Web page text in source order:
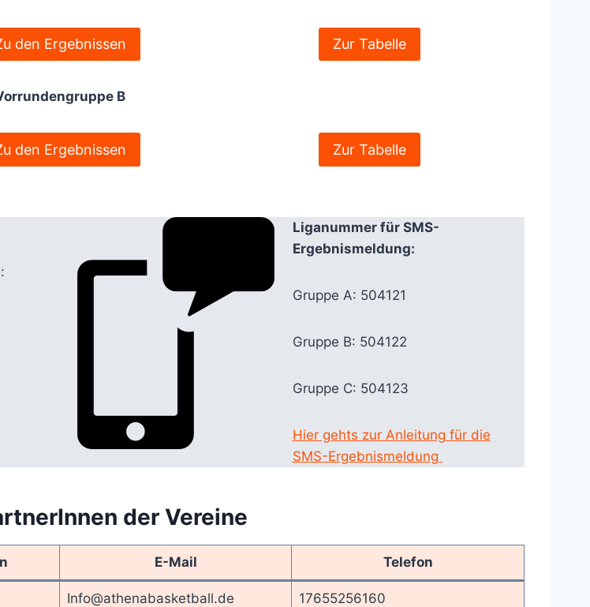
den Ergebnissen Zur Tabelle
B
den Ergebnissen Zur Tabelle
:
Liganummer für SMS-
Ergebnismeldung:
Gruppe A: 504121
Gruppe B: 504122
Gruppe C: 504123
Hier gehts zur Anleitung für die
SMS-Ergebnismeldung
der Vereine
E-Mail Telefon
Info@athenabasketball.de 17655256160